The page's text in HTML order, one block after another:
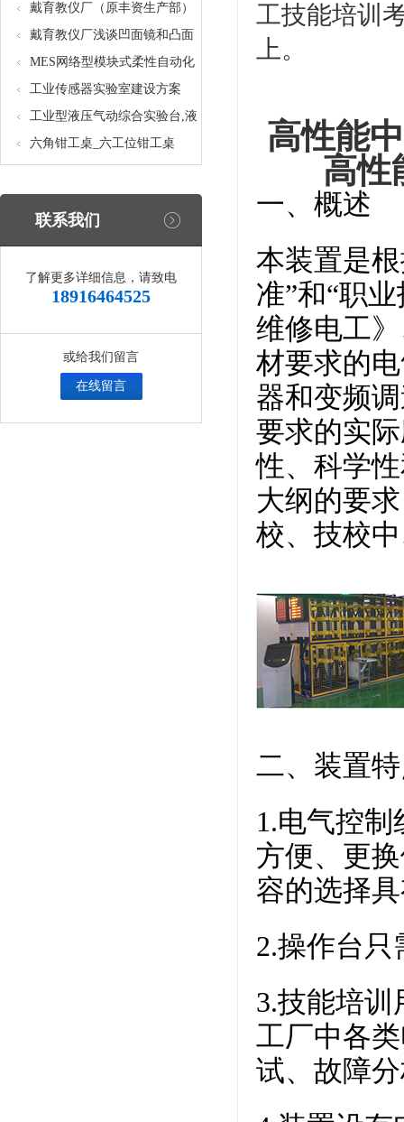
核设备
统_光机电一体化高速分拣实验
实训设备
戴育教仪厂（原丰资生产部）
助力春季高教仪器展
戴育教仪厂浅谈凹面镜和凸面
镜的区别之处
MES网络型模块式柔性自动化
生产线实验系统(八站)_模块柔
性自动化生产线教学实训设备
工业传感器实验室建设方案
工业型液压气动综合实验台,液
压气动综合实训台
六角钳工桌_六工位钳工桌
联系我们
了解更多详细信息，请致电
18916464525
或给我们留言
在线留言
工技能培训
上。
高性能
高性
一、概述
本装置是
准”和“职
维修电工
材要求的
器和变频
要求的实
性、科学
大纲的要
校、技校
二、装置
1.电气控
方便、更
容的选择
2.操作台
3.技能培
工厂中各
试、故障